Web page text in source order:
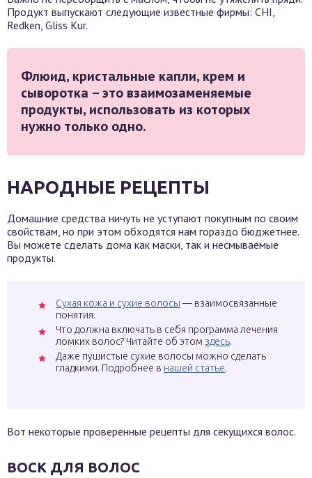
Продукт выпускают следующие известные фирмы: CHI,
Redken, Gliss Kur.
Флюид, кристальные капли, крем и
сыворотка – это взаимозаменяемые
продукты, использовать из которых
нужно только одно.
НАРОДНЫЕ РЕЦЕПТЫ
Домашние средства ничуть не уступают покупным по своим
свойствам, но при этом обходятся нам гораздо бюджетнее.
Вы можете сделать дома как маски, так и несмываемые
продукты.
Сухая кожа и сухие волосы — взаимосвязанные
понятия.
Что должна включать в себя программа лечения
ломких волос? Читайте об этом здесь.
Даже пушистые сухие волосы можно сделать
гладкими. Подробнее в нашей статье.
Вот некоторые проверенные рецепты для секущихся волос.
ВОСК ДЛЯ ВОЛОС